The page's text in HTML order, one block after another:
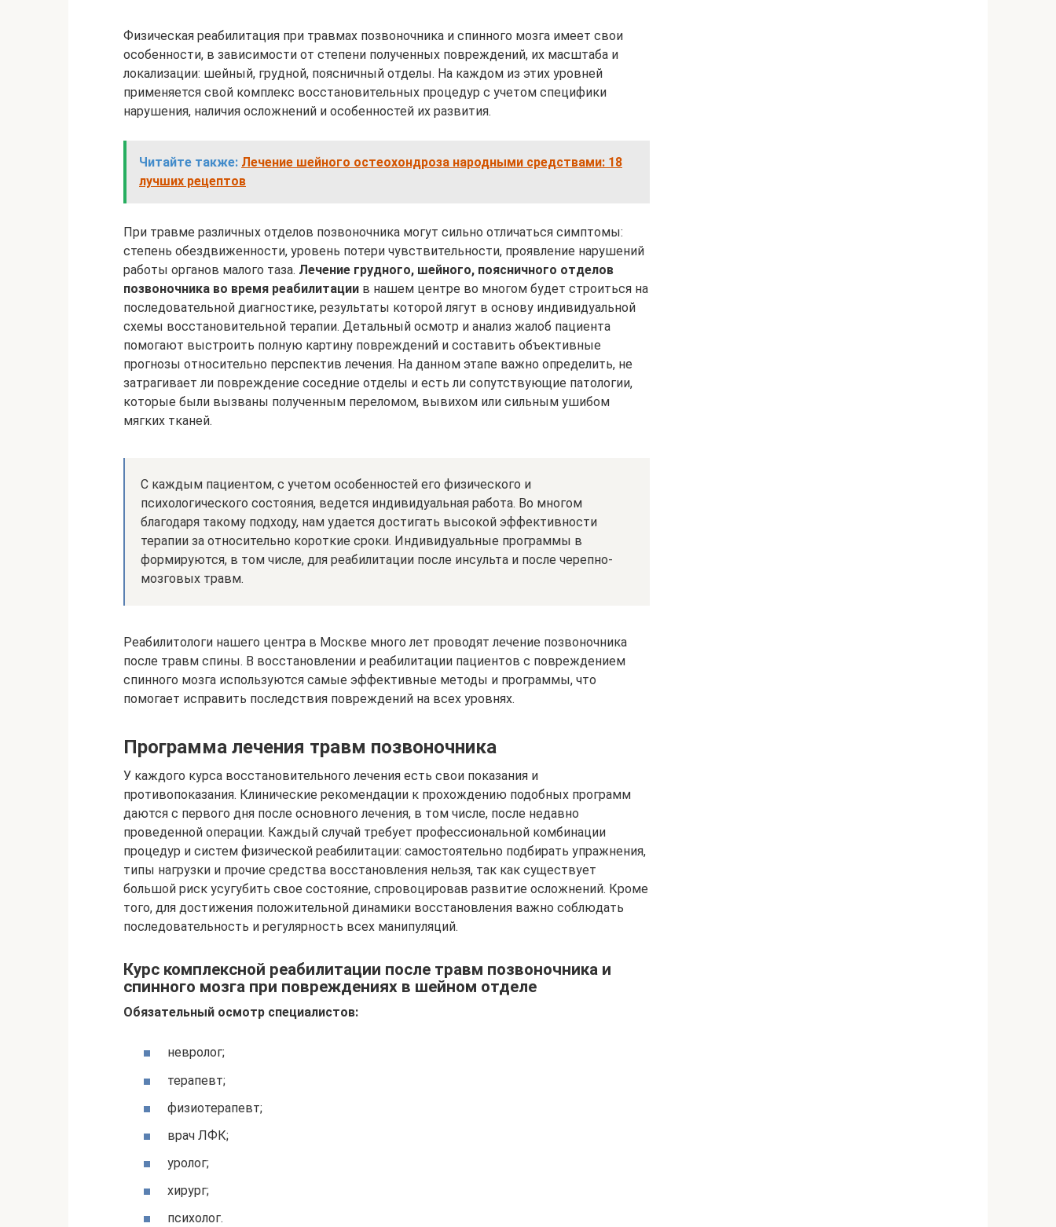
Физическая реабилитация при травмах позвоночника и спинного мозга имеет свои
особенности, в зависимости от степени полученных повреждений, их масштаба и
локализации: шейный, грудной, поясничный отделы. На каждом из этих уровней
применяется свой комплекс восстановительных процедур с учетом специфики
нарушения, наличия осложнений и особенностей их развития.
Читайте также: Лечение шейного остеохондроза народными средствами: 18
лучших рецептов
При травме различных отделов позвоночника могут сильно отличаться симптомы:
степень обездвиженности, уровень потери чувствительности, проявление нарушений
работы органов малого таза. Лечение грудного, шейного, поясничного отделов
позвоночника во время реабилитации в нашем центре во многом будет строиться на
последовательной диагностике, результаты которой лягут в основу индивидуальной
схемы восстановительной терапии. Детальный осмотр и анализ жалоб пациента
помогают выстроить полную картину повреждений и составить объективные
прогнозы относительно перспектив лечения. На данном этапе важно определить, не
затрагивает ли повреждение соседние отделы и есть ли сопутствующие патологии,
которые были вызваны полученным переломом, вывихом или сильным ушибом
мягких тканей.
С каждым пациентом, с учетом особенностей его физического и
психологического состояния, ведется индивидуальная работа. Во многом
благодаря такому подходу, нам удается достигать высокой эффективности
терапии за относительно короткие сроки. Индивидуальные программы в
формируются, в том числе, для реабилитации после инсульта и после черепно-
мозговых травм.
Реабилитологи нашего центра в Москве много лет проводят лечение позвоночника
после травм спины. В восстановлении и реабилитации пациентов с повреждением
спинного мозга используются самые эффективные методы и программы, что
помогает исправить последствия повреждений на всех уровнях.
Программа лечения травм позвоночника
У каждого курса восстановительного лечения есть свои показания и
противопоказания. Клинические рекомендации к прохождению подобных программ
даются с первого дня после основного лечения, в том числе, после недавно
проведенной операции. Каждый случай требует профессиональной комбинации
процедур и систем физической реабилитации: самостоятельно подбирать упражнения,
типы нагрузки и прочие средства восстановления нельзя, так как существует
большой риск усугубить свое состояние, спровоцировав развитие осложнений. Кроме
того, для достижения положительной динамики восстановления важно соблюдать
последовательность и регулярность всех манипуляций.
Курс комплексной реабилитации после травм позвоночника и
спинного мозга при повреждениях в шейном отделе
Обязательный осмотр специалистов:
невролог;
терапевт;
физиотерапевт;
врач ЛФК;
уролог;
хирург;
психолог.